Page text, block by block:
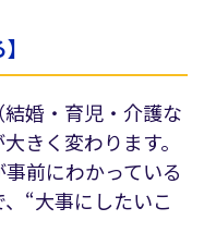
婚・育児・介護な
きく変わります。
前にわかっている
“大事にしたいこ